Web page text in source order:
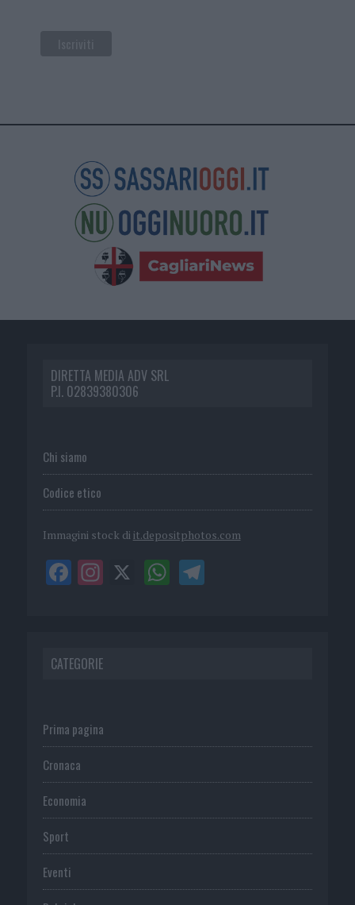
DIRETTA MEDIA ADV SRL
P.I. 02839380306
Chi siamo
Codice etico
Immagini stock di it.depositphotos.com
CATEGORIE
Prima pagina
Cronaca
Economia
Sport
Eventi